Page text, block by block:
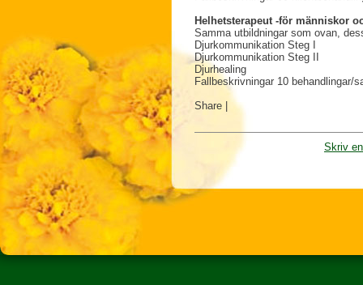
Helhetsterapeut -för människor
Samma utbildningar som ovan,
Djurkommunikation Steg I
Fallbeskrivningar 10 behandlingar/
Share
Skriv